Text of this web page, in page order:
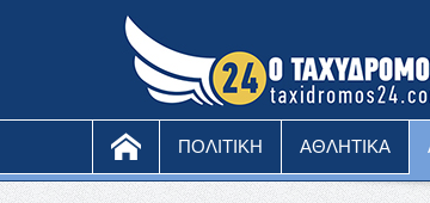
ΠΟΛΙΤΙΚΗ ΑΘΛΗΤΙΚΑ